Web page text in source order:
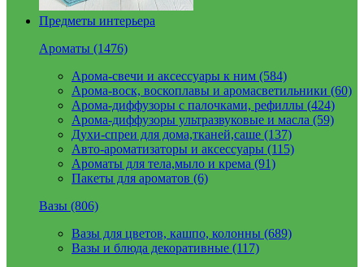
Предметы интерьера
Ароматы (1476)
Арома-свечи и аксессуары к ним (584)
Арома-воск, воскоплавы и аромасветильники (60)
Арома-диффузоры с палочками, рефиллы (424)
Арома-диффузоры ультразвуковые и масла (59)
Духи-спреи для дома,тканей,саше (137)
Авто-ароматизаторы и аксессуары (115)
Ароматы для тела,мыло и крема (91)
Пакеты для ароматов (6)
Вазы (806)
Вазы для цветов, кашпо, колонны (689)
Вазы и блюда декоративные (117)